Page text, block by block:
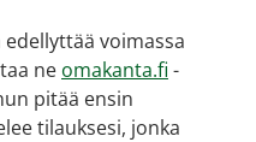
voimassa
ne omakanta.fi -
pitää ensin
tilauksesi, jonka